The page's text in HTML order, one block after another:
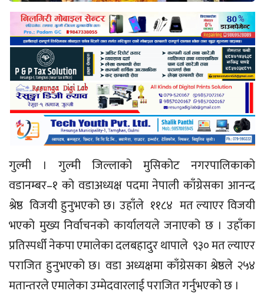
गुल्मी । गुल्मी जिल्लाको मुसिकोट नगरपालिकाको
वडानम्बर–१ को वडाअध्यक्ष पदमा नेपाली काँग्रेसका आनन्द
श्रेष्ठ विजयी हुनुभएको छ। उहाँले ११८४ मत ल्याएर विजयी
भएको मुख्य निर्वाचनको कार्यालयले जनाएको छ । उहाँका
प्रतिस्पर्धी नेकपा एमालेका दलबहादुर थापाले ९३० मत ल्याएर
पराजित हुनुभएको छ। वडा अध्यक्षमा काँग्रेसका श्रेष्ठले २५४
मतान्तरले एमालेका उम्मेदवारलाई पराजित गर्नुभएको छ ।